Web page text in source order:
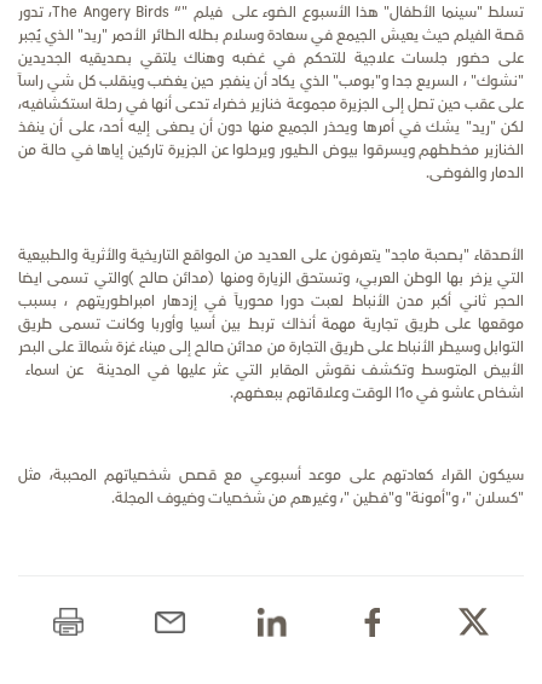
تسلط "سينما الأطفال" هذا الأسبوع الضوء على فيلم "
“
The Angery Birds، تدور
قصة الفيلم حيث يعيش الجيمع في سعادة وسلام بطله الطائر الأحمر "ريد" الذي يُجبر
على حضور جلسات علاجية للتحكم في غضبه وهناك يلتقي بصديقيه الجديدين
"نشوك" ، السريع جدا و"بومب" الذي يكاد أن ينفجر حين يغضب وينقلب كل شي راساً
على عقب حين تصل إلى الجزيرة مجموعة خنازير خضراء تدعى أنها في رحلة استكشافيه،
لكن "ريد" يشك في أمرها ويحذر الجميع منها دون أن يصغى إليه أحد، على أن ينفذ
الخنازير مخططهم ويسرقوا بيوض الطيور ويرحلوا عن الجزيرة تاركين إياها في حالة من
الدمار والفوضى.
الأصدقاء "بصحبة ماجد" يتعرفون على العديد من المواقع التاريخية والأثرية والطبيعية
التي يزخر بها الوطن العربي، وتستحق الزيارة ومنها (مدائن صالح )والتي تسمى ايضا
الحجر ثاني أكبر مدن الأنباط لعبت دورا محورياً في إزدهار امبراطوريتهم ، بسبب
موقعها على طريق تجارية مهمة أنذاك تربط بين أسيا وأوربا وكانت تسمى طريق
التوابل وسيطر الأنباط على طريق التجارة من مدائن صالح إلى ميناء غزة شمالاً على البحر
الأبيض المتوسط وتكشف نقوش المقابر التي عثر عليها في المدينة عن اسماء
اشخاص عاشو في ه1ا الوقت وعلاقاتهم ببعضهم.
سيكون القراء كعادتهم على موعد أسبوعي مع قصص شخصياتهم المحببة، مثل
"كسلان "، و"أمونة" و"فطين "، وغيرهم من شخصيات وضيوف المجلة.